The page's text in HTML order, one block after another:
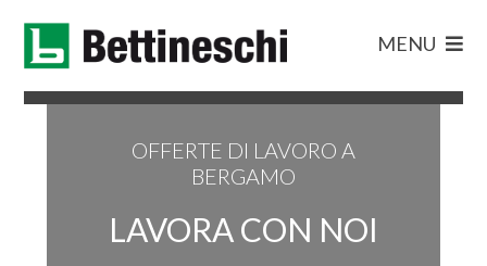
MENU
OFFERTE DI LAVORO A
BERGAMO
LAVORA CON NOI